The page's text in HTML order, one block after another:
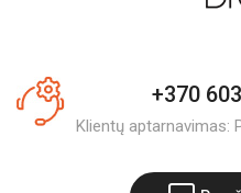
+370
Klientų aptarnavimas: